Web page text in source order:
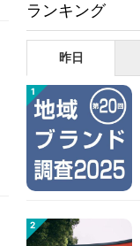
ランキング
昨日
1
2